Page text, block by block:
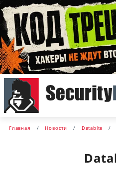
Главная Новости Databite